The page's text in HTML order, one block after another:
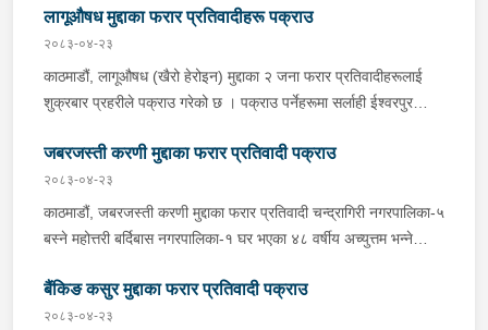
धाक धम्की दिई सुनको रिङ लुटेको भन्ने खबर प्राप्त हुनासाथ इलाका प्रहरी
कार्यालय वरेङबाट खटिएको प्रहरीले उनलाई पक्राउ गरेको हो । उनी उपर
जिल्ला अदालत बागलुङबाट ५ दिन म्याद थप अनुमति लिई यस सम्बन्धमा
प्रहरीले आवश्यक अनुसन्धान गरिरहेको छ ।
लागूऔषध मुद्दाका फरार प्रतिवादीहरू पक्राउ
२०८३-०४-२३
काठमाडौं, लागूऔषध (खैरो हेरोइन) मुद्दाका २ जना फरार प्रतिवादीहरूलाई
शुक्रबार प्रहरीले पक्राउ गरेको छ । पक्राउ पर्नेहरूमा सर्लाही ईश्वरपुर
महत्तो रहेका छन् । जिल्ला अदालत महोत्तरीबाट उक्त मुद्दामा पक्राउ पुर्जी जारी
भई फरार रहेका उनीहरूलाई लागूऔषध नियन्त्रण ब्यूरो शाखा कार्यालय
बर्दिबास महोत्तरीबाट खटिएको प्रहरीले सर्लाही ईश्वरपुर नगरपालिका-५ बाट
पक्राउ गरेको हो । कञ्चनपुर, लागूऔषध (खैरो हेरोइन) मुद्दाका फरार
प्रहरीले पक्राउ गरेको छ । जिल्ला अदालत कञ्चनपुरको २०८१ पुस १९ गते
फैसलाले उक्त मुद्दामा १० वर्ष ३ महिना कैद सजाय ठहर भई कारागार कार्यालय
जबरजस्ती करणी मुद्दाका फरार प्रतिवादी पक्राउ
२०८३-०४-२३
काठमाडौं, जबरजस्ती करणी मुद्दाका फरार प्रतिवादी चन्द्रागिरी नगरपालिका-५
बस्ने महोत्तरी बर्दिबास नगरपालिका-१ घर भएका ४८ वर्षीय अच्युत्तम भन्ने
अदालत महोत्तरीबाट २०८३ वैशाख २१ गते उक्त मुद्दामा पक्राउ अनुमति
प्राप्त भई फरार रहेका उनलाई काठमाडौं उपत्यका अपराध अनुसन्धान
बैंकिङ कसुर मुद्दाका फरार प्रतिवादी पक्राउ
२०८३-०४-२३